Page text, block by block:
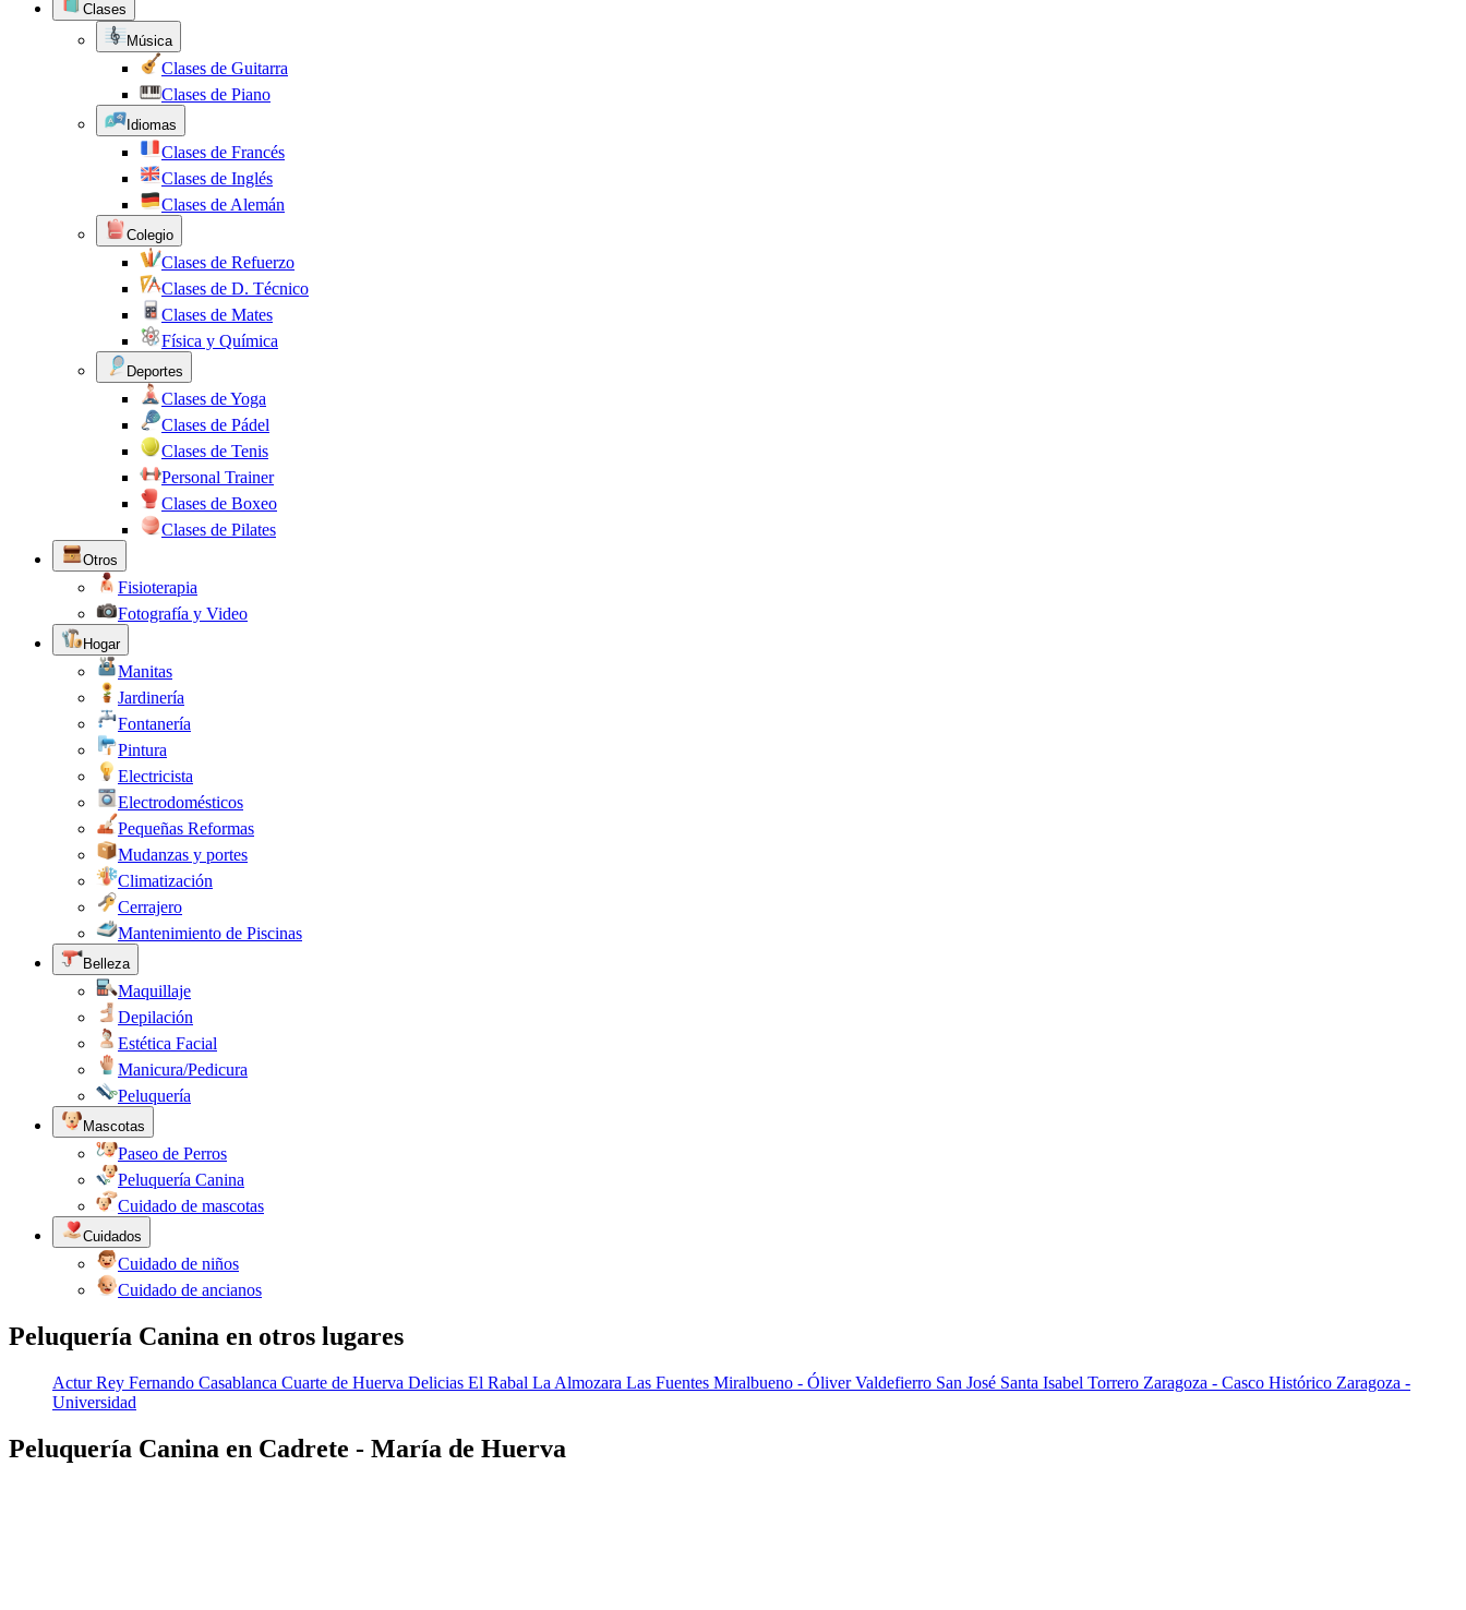
Clases
Música
Clases de Guitarra
Clases de Piano
Idiomas
Clases de Francés
Clases de Inglés
Clases de Alemán
Colegio
Clases de Refuerzo
Clases de D. Técnico
Clases de Mates
Física y Química
Deportes
Clases de Yoga
Clases de Pádel
Clases de Tenis
Personal Trainer
Clases de Boxeo
Clases de Pilates
Otros
Fisioterapia
Fotografía y Video
Hogar
Manitas
Jardinería
Fontanería
Pintura
Electricista
Electrodomésticos
Pequeñas Reformas
Mudanzas y portes
Climatización
Cerrajero
Mantenimiento de Piscinas
Belleza
Maquillaje
Depilación
Estética Facial
Manicura/Pedicura
Peluquería
Mascotas
Paseo de Perros
Peluquería Canina
Cuidado de mascotas
Cuidados
Cuidado de niños
Cuidado de ancianos
Peluquería Canina en otros lugares
Actur Rey Fernando Casablanca Cuarte de Huerva Delicias El Rabal La Almozara Las Fuentes Miralbueno - Óliver Valdefierro San José Santa Isabel Torrero Zaragoza - Casco Histórico Zaragoza -
Universidad
Peluquería Canina en Cadrete - María de Huerva